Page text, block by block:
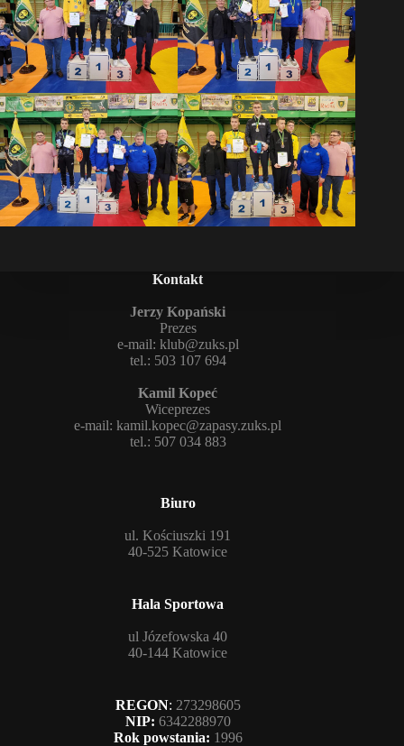
Kontakt
Jerzy Kopański
Prezes
e-mail: klub@zuks.pl
tel.: 503 107 694
Kamil Kopeć
Wiceprezes
e-mail:kamil.kopec@zapasy.zuks.pl
tel.: 507 034 883
Biuro
ul. Kościuszki 191
40-525 Katowice
Hala Sportowa
ul Józefowska 40
40-144 Katowice
REGON: 273298605
NIP: 6342288970
Rok powstania: 1996